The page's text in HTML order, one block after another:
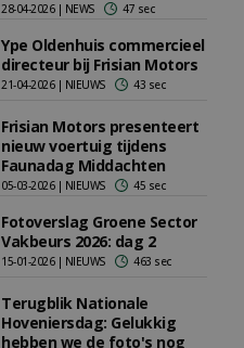
28-04-2026 | NEWS 47 sec
Ype Oldenhuis commercieel
directeur bij Frisian Motors
21-04-2026 | NIEUWS 43 sec
Frisian Motors presenteert
nieuw voertuig tijdens
Faunadag Middachten
05-03-2026 | NIEUWS 45 sec
Fotoverslag Groene Sector
Vakbeurs 2026: dag 2
15-01-2026 | NIEUWS 463 sec
Terugblik Nationale
Hoveniersdag: Gelukkig
hebben we de foto's nog